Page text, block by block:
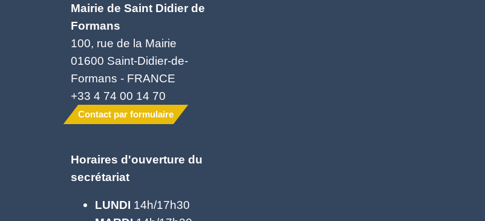
Mairie de Saint Didier de
Formans
100, rue de la Mairie
01600 Saint-Didier-de-
Formans - FRANCE
+33 4 74 00 14 70
Contact par formulaire
Horaires d'ouverture du
secrétariat
LUNDI 14h/17h30